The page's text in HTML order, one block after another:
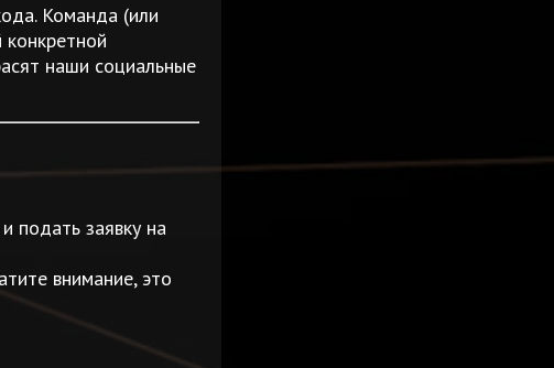
Команда (или
наши социальные
подать заявку на
внимание, это